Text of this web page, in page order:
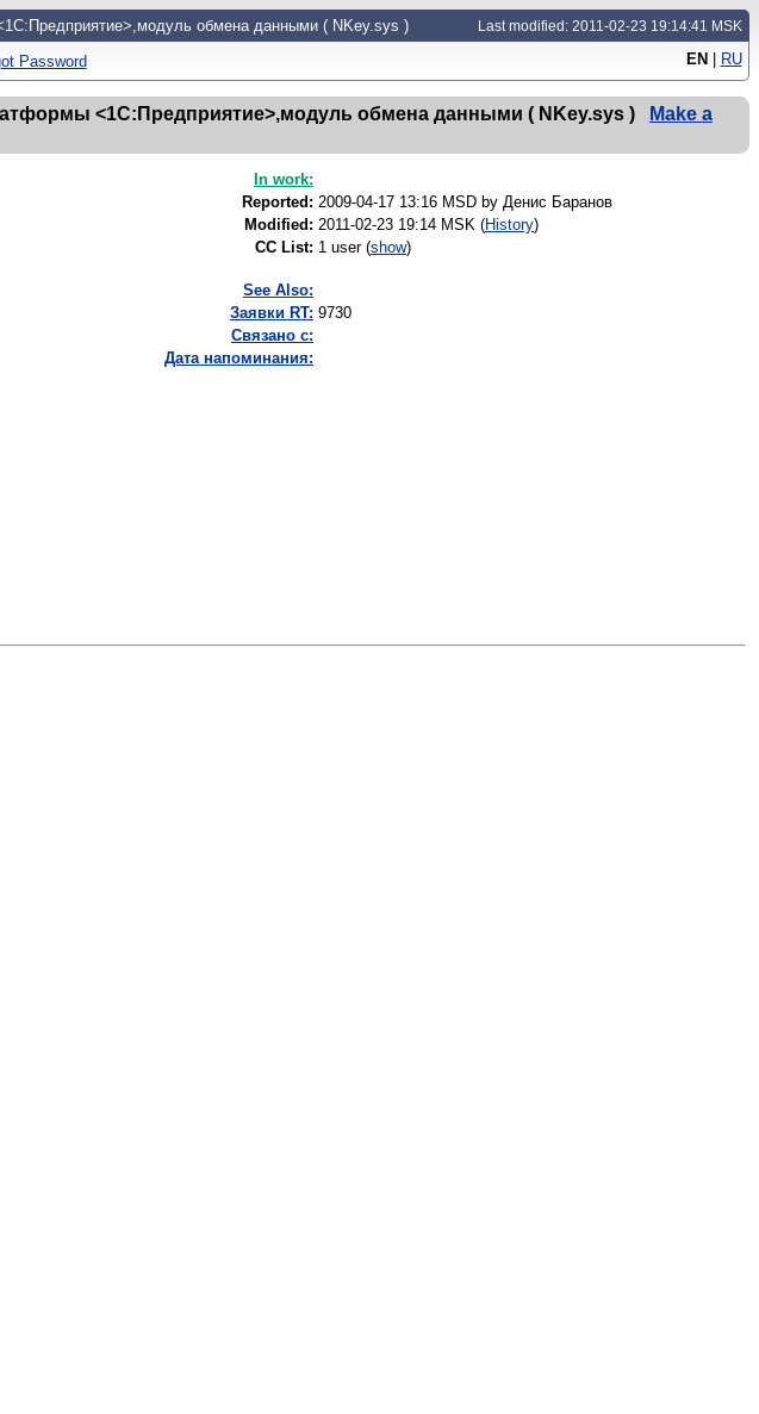
обмена данными ( NKey.sys ) Last modified: 2011-02-23 19:14:41 MSK
EN | RU
Password
<1С:Предприятие>,модуль обмена данными ( NKey.sys )
Make a
In work:
Reported: 2009-04-17 13:16 MSD by Денис Баранов
Modified: 2011-02-23 19:14 MSK (History)
CC List: 1 user (show)
See Also:
Заявки RT: 9730
Связано с:
Дата напоминания: